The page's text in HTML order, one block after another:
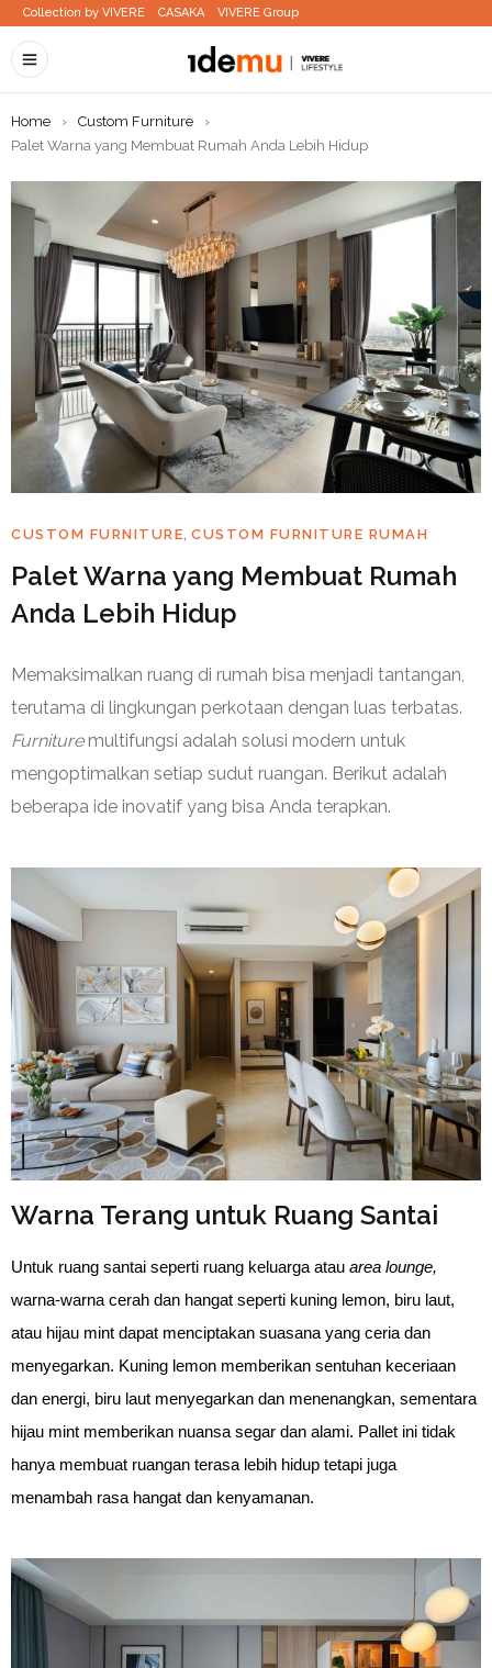
Collection by VIVERE CASAKA VIVERE Group
Home › Custom Furniture
›
Palet Warna yang Membuat Rumah Anda Lebih Hidup
CUSTOM FURNITURE, CUSTOM FURNITURE RUMAH
Palet Warna yang Membuat Rumah
Anda Lebih Hidup
Memaksimalkan ruang di rumah bisa menjadi tantangan,
terutama di lingkungan perkotaan dengan luas terbatas.
Furnituremultifungsi adalah solusi modern untuk
mengoptimalkan setiap sudut ruangan. Berikut adalah
beberapa ide inovatif yang bisa Anda terapkan.
Warna Terang untuk Ruang Santai
Untuk ruang santai seperti ruang keluarga atau area lounge,
warna-warna cerah dan hangat seperti kuning lemon, biru laut,
atau hijau mint dapat menciptakan suasana yang ceria dan
menyegarkan. Kuning lemon memberikan sentuhan keceriaan
dan energi, biru laut menyegarkan dan menenangkan, sementara
hijau mint memberikan nuansa segar dan alami. Pallet ini tidak
hanya membuat ruangan terasa lebih hidup tetapi juga
menambah rasa hangat dan kenyamanan.